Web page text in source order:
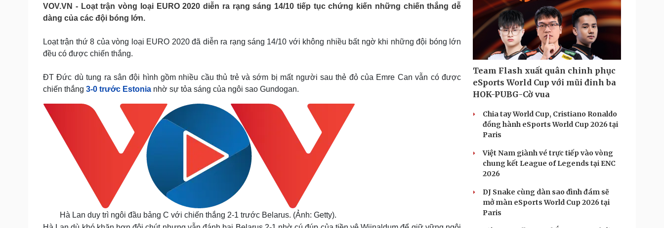
Pháp luật
Vụ án
Tư vấn luật
Quân sự - Quốc phòng
Phân tích
Thể thao
Thế giới thể thao
eSports
Ô tô - Xe máy
Tư vấn
Doanh nghiệp
Thông tin doanh nghiệp
Doanh nghiệp 24h
Doanh nhân
Vì cộng đồng
Công nghệ
Sành điệu
Tin Công nghệ
Trải nghiệm
Chuyển đổi số
Sức khỏe
Dinh dưỡng - món ngon
Sản phụ khoa
Nhi khoa
Nam khoa
Làm đẹp - giảm cân
Phòng mạch online
Ăn sạch sống khỏe
Đời sống
Nhà đẹp
Tình yêu - Gia đình
Văn hóa
Sân khấu - Điện ảnh
Giải trí
Sao Việt
Du lịch
Podcast
Câu chuyện thời sự
Đọc truyện đêm khuya
Cửa sổ tình yêu
Kể chuyện cho bé
Hạt giống tâm hồn
VOV.VN - Loạt trận vòng loại EURO 2020 diễn ra rạng sáng 14/10 tiếp tục chứng kiến những chiến thắng dễ
dàng của các đội bóng lớn.
Loạt trận thứ 8 của vòng loại EURO 2020 đã diễn ra rạng sáng 14/10 với không nhiều bất ngờ khi những đội bóng lớn
đều có được chiến thắng.
ĐT Đức dù tung ra sân đội hình gồm nhiều cầu thủ trẻ và sớm bị mất người sau thẻ đỏ của Emre Can vẫn có được
chiến thắng 3-0 trước Estonia nhờ sự tỏa sáng của ngôi sao Gundogan.
Hà Lan duy trì ngôi đầu bảng C với chiến thắng 2-1 trước Belarus. (Ảnh: Getty).
Team Flash xuất quân chinh phục
eSports World Cup với mũi đinh ba
HOK-PUBG-Cờ vua
Chia tay World Cup, Cristiano Ronaldo
đồng hành eSports World Cup 2026 tại
Paris
Việt Nam giành vé trực tiếp vào vòng
chung kết League of Legends tại ENC
2026
DJ Snake cùng dàn sao đình đám sẽ
mở màn eSports World Cup 2026 tại
Paris